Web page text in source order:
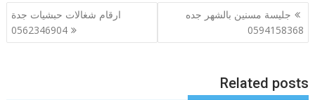
تصفّح
المقالات
جليسة مسنين بالشهر جده
0594158368
ارقام شغالات حبشيات جدة
0562346904
Related posts